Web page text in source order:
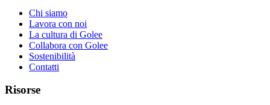
Chi siamo
Lavora con noi
La cultura di Golee
Collabora con Golee
Sostenibilità
Contatti
Risorse